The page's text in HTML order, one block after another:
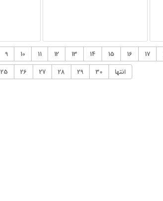
9 10 11 12 13 14 15 16 17
25 26 27 28 29 30 انتها